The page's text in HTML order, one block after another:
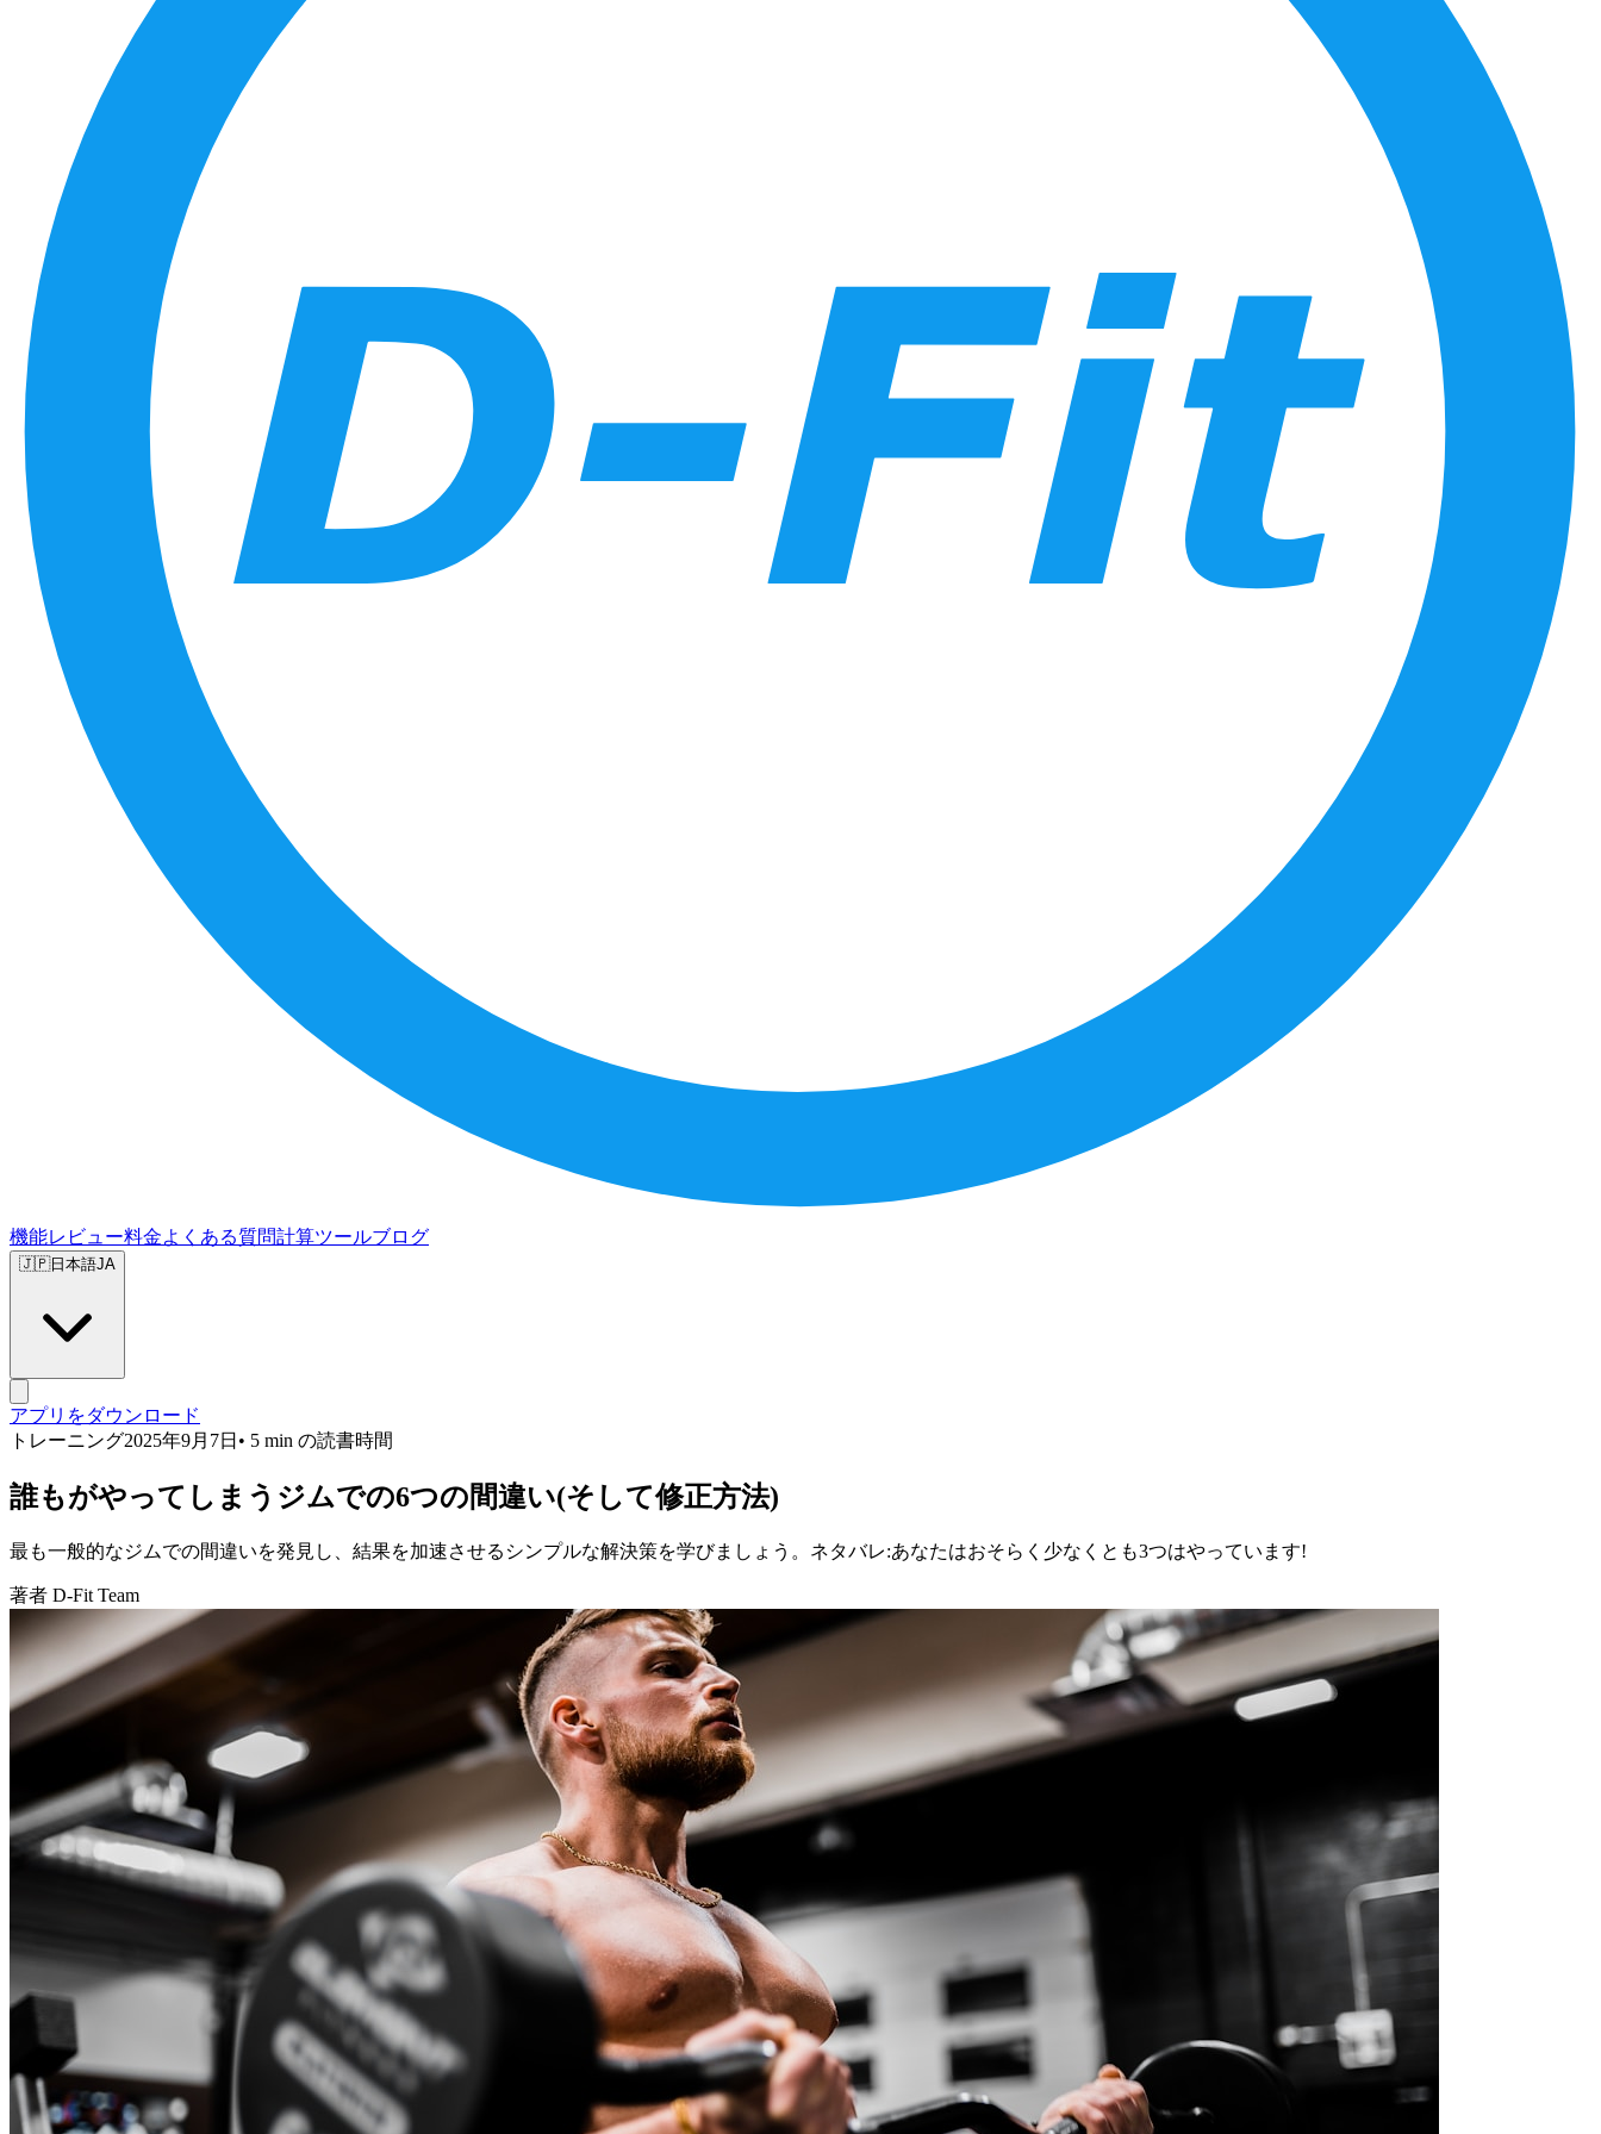
機能レビュー料金よくある質問計算ツールブログ
🇯🇵日本語JA
アプリをダウンロード
トレーニング2025年9月7日 • 5 min の読書時間
誰もがやってしまうジムでの6つの間違い(そして修正方法)
最も一般的なジムでの間違いを発見し、結果を加速させるシンプルな解決策を学びましょう。ネタバレ:あなたはおそらく少なくとも3つはやっています!
著者 D-Fit Team